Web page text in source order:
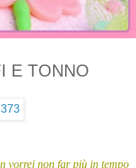
E TONNO
vorrei non far più in tempo